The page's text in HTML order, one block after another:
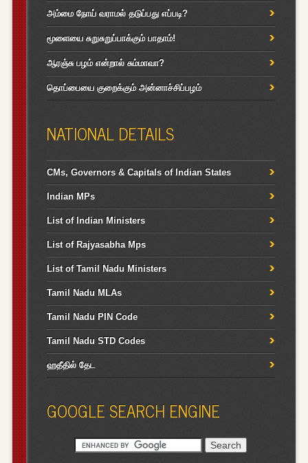
அம்மை நோய் வராமல் தடுப்பது எப்படி?
மூளையை சுறுசுறுப்பாக்கும் பாதாம்!
ஆரஞ்சு பழம் என்றால் சும்மாவா?
தொப்பையை குறைக்கும் அன்னாச்சிப்பழம்
NATIONAL DETAILS
CMs, Governors & Capitals of Indian States
Indian MPs
List of Indian Ministers
List of Rajyasabha Mps
List of Tamil Nadu Ministers
Tamil Nadu MLAs
Tamil Nadu PIN Code
Tamil Nadu STD Codes
ஹதீதில் தேட
GOOGLE SEARCH ENGINE